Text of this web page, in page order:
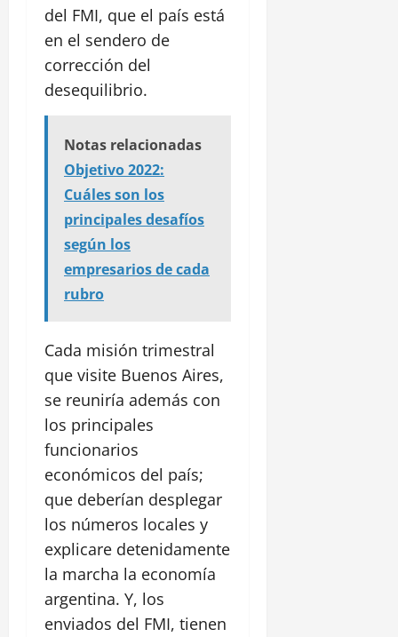
del FMI, que el país está
en el sendero de
corrección del
desequilibrio.
Notas relacionadas
Objetivo 2022:
Cuáles son los
principales desafíos
según los
empresarios de cada
rubro
Cada misión trimestral
que visite Buenos Aires,
se reuniría además con
los principales
funcionarios
económicos del país;
que deberían desplegar
los números locales y
explicare detenidamente
la marcha la economía
argentina. Y, los
enviados del FMI, tienen